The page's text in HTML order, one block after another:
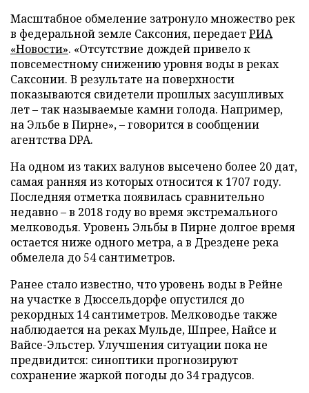
Масштабное обмеление затронуло множество рек
в федеральной земле Саксония, передаетРИА
«Новости». «Отсутствие дождей привело к
повсеместному снижению уровня воды в реках
Саксонии. В результате на поверхности
показываются свидетели прошлых засушливых
лет – так называемые камни голода. Например,
на Эльбе в Пирне», – говорится в сообщении
агентства DPA.
На одном из таких валунов высечено более 20 дат,
самая ранняя из которых относится к 1707 году.
Последняя отметка появилась сравнительно
недавно – в 2018 году во время экстремального
мелководья. Уровень Эльбы в Пирне долгое время
остается ниже одного метра, а в Дрездене река
обмелела до 54 сантиметров.
Ранее стало известно, что уровень воды в Рейне
на участке в Дюссельдорфе опустился до
рекордных 14 сантиметров. Мелководье также
наблюдается на реках Мульде, Шпрее, Найсе и
Вайсе-Эльстер. Улучшения ситуации пока не
предвидится: синоптики прогнозируют
сохранение жаркой погоды до 34 градусов.